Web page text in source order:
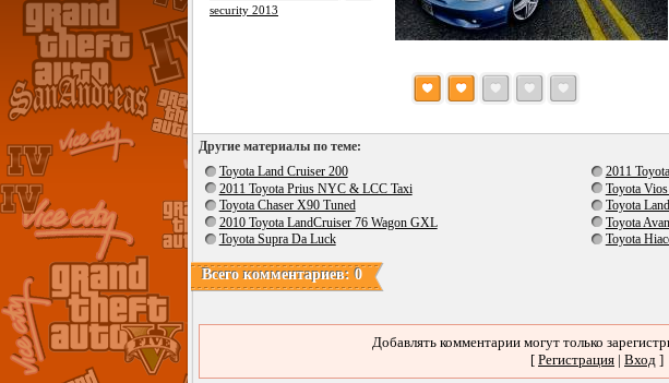
security 2013
Другие материалы по теме:
Toyota Land Cruiser 200
2011
2011 Toyota Prius NYC & LCC Taxi
Toyota
Toyota Chaser X90 Tuned
Toyota
2010 Toyota LandCruiser 76 Wagon GXL
Toyota
Toyota Supra Da Luck
Toyota
Всего комментариев: 0
Добавлять комментарии могут только
[ Регистрация | Вход ]